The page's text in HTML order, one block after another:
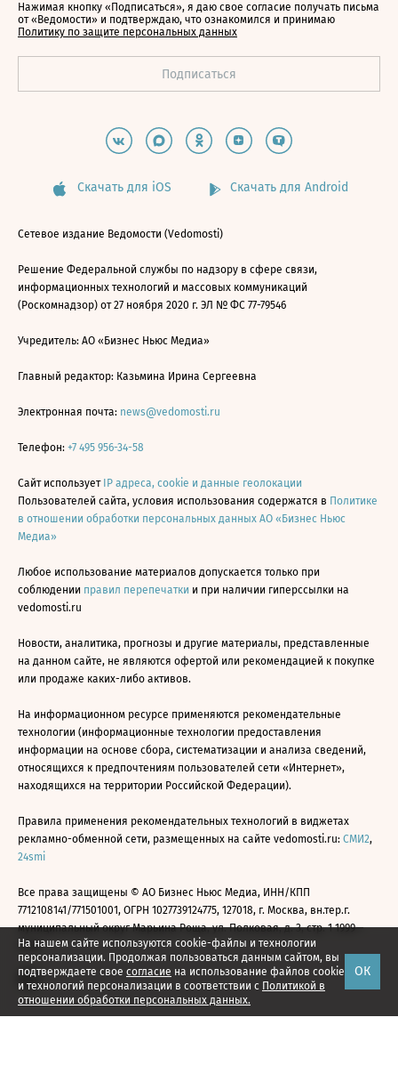
На нашем сайте используются cookie-файлы и технологии
персонализации. Продолжая пользоваться данным сайтом, вы
подтверждаете свое согласие на использование файлов cookie
и технологий персонализации в соответствии с Политикой в
отношении обработки персональных данных.
ОК
Нажимая кнопку «Подписаться», я даю свое согласие получать письма
от «Ведомости» и подтверждаю, что ознакомился и принимаю
Политику по защите персональных данных
Скачать для iOS Скачать для Android
Сетевое издание Ведомости (Vedomosti)
Решение Федеральной службы по надзору в сфере связи,
информационных технологий и массовых коммуникаций
(Роскомнадзор) от 27 ноября 2020 г. ЭЛ № ФС 77-79546
Учредитель: АО «Бизнес Ньюс Медиа»
Главный редактор: Казьмина Ирина Сергеевна
Электронная почта: news@vedomosti.ru
Телефон: +7 495 956-34-58
Сайт использует IP адреса, cookie и данные геолокации
Пользователей сайта, условия использования содержатся в Политике
в отношении обработки персональных данных АО «Бизнес Ньюс
Медиа»
Любое использование материалов допускается только при
соблюдении правил перепечатки и при наличии гиперссылки на
vedomosti.ru
Новости, аналитика, прогнозы и другие материалы, представленные
на данном сайте, не являются офертой или рекомендацией к покупке
или продаже каких-либо активов.
На информационном ресурсе применяются рекомендательные
технологии (информационные технологии предоставления
информации на основе сбора, систематизации и анализа сведений,
относящихся к предпочтениям пользователей сети «Интернет»,
находящихся на территории Российской Федерации).
Правила применения рекомендательных технологий в виджетах
рекламно-обменной сети, размещенных на сайте vedomosti.ru: СМИ2,
24smi
Все права защищены © АО Бизнес Ньюс Медиа, ИНН/КПП
7712108141/771501001, ОГРН 1027739124775, 127018, г. Москва, вн.тер.г.
муниципальный округ Марьина Роща, ул. Полковая, д. 3, стр. 1 1999—
2026